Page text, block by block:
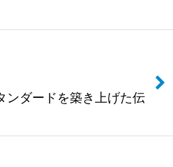
ンダードを築き上げた伝